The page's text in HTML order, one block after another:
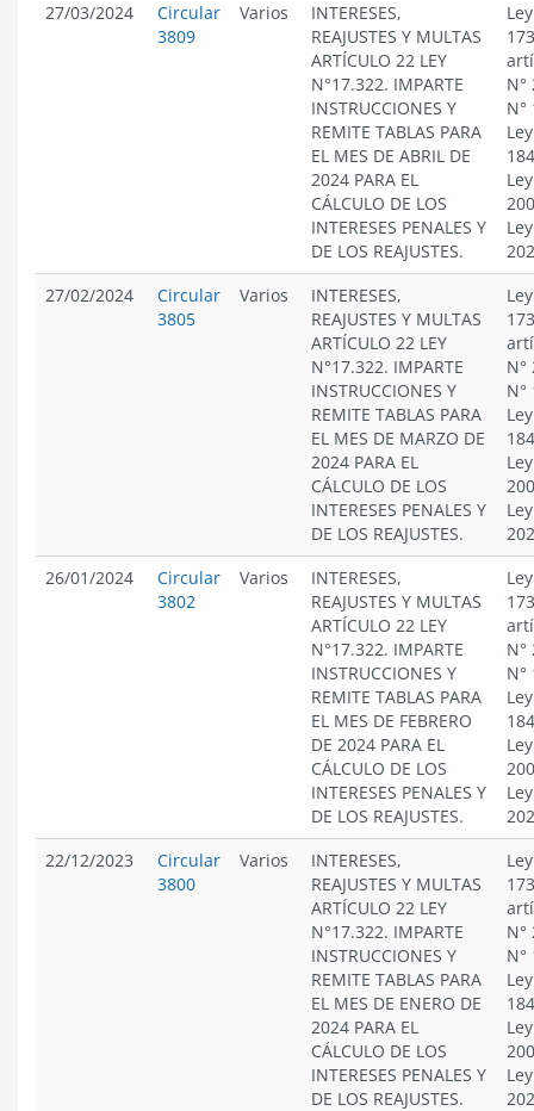
27/03/2024
Circular
3809
Varios
INTERESES,
REAJUSTES Y MULTAS
ARTÍCULO 22 LEY
N°17.322. IMPARTE
INSTRUCCIONES Y
REMITE TABLAS PARA
EL MES DE ABRIL DE
2024 PARA EL
CÁLCULO DE LOS
INTERESES PENALES Y
DE LOS REAJUSTES.
N°
N°
27/02/2024
Circular
3805
Varios
INTERESES,
REAJUSTES Y MULTAS
ARTÍCULO 22 LEY
N°17.322. IMPARTE
INSTRUCCIONES Y
REMITE TABLAS PARA
EL MES DE MARZO DE
2024 PARA EL
CÁLCULO DE LOS
INTERESES PENALES Y
DE LOS REAJUSTES.
N°
N°
26/01/2024
Circular
3802
Varios
INTERESES,
REAJUSTES Y MULTAS
ARTÍCULO 22 LEY
N°17.322. IMPARTE
INSTRUCCIONES Y
REMITE TABLAS PARA
EL MES DE FEBRERO
DE 2024 PARA EL
CÁLCULO DE LOS
INTERESES PENALES Y
DE LOS REAJUSTES.
N°
N°
22/12/2023
Circular
3800
Varios
INTERESES,
REAJUSTES Y MULTAS
ARTÍCULO 22 LEY
N°17.322. IMPARTE
INSTRUCCIONES Y
REMITE TABLAS PARA
EL MES DE ENERO DE
2024 PARA EL
CÁLCULO DE LOS
INTERESES PENALES Y
DE LOS REAJUSTES.
N°
N°